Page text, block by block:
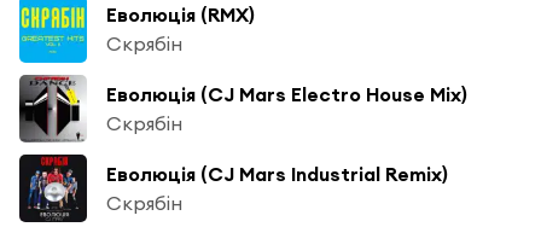
Еволюція (RMX)
Скрябін
Еволюція (CJ Mars Electro House Mix)
Скрябін
Еволюція (CJ Mars Industrial Remix)
Скрябін